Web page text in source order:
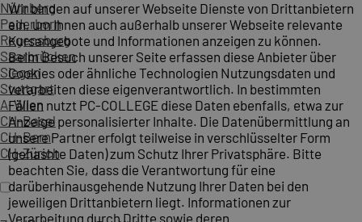
Nürnberg
Paderborn
Regensburg
Saarbrücken
Siegen
Stuttgart
A-Wien
CH-Basel
CH-Bern
CH-Zürich
Wir binden auf unserer Webseite Dienste von Drittanbietern
ein, um Ihnen auch außerhalb unserer Webseite relevante
Kursangebote und Informationen anzeigen zu können.
Beim Besuch unserer Seite erfassen diese Anbieter über
Cookies oder ähnliche Technologien Nutzungsdaten und
verarbeiten diese eigenverantwortlich. In bestimmten
Fällen nutzt PC-COLLEGE diese Daten ebenfalls, etwa zur
Anzeige personalisierter Inhalte. Die Datenübermittlung an
unsere Partner erfolgt teilweise in verschlüsselter Form
(gehashte Daten) zum Schutz Ihrer Privatsphäre. Bitte
beachten Sie, dass die Verantwortung für eine
darüberhinausgehende Nutzung Ihrer Daten bei den
jeweiligen Drittanbietern liegt. Informationen zur
Verarbeitung durch Dritte sowie deren